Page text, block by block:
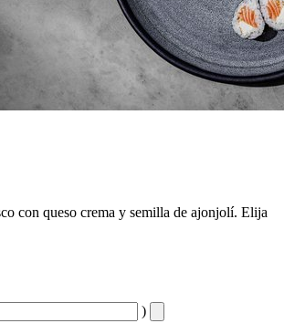
con queso crema y semilla de ajonjolí. Elija
)